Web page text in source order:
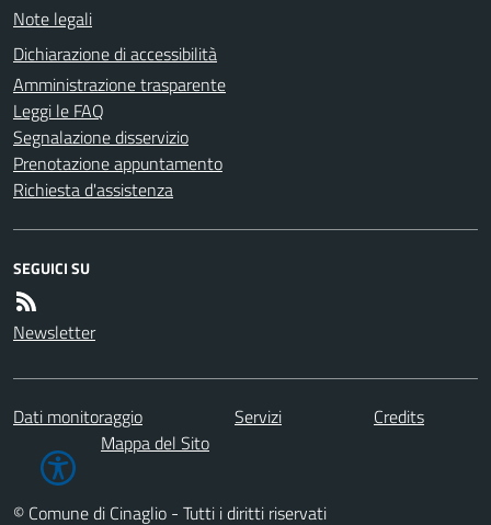
Note legali
Dichiarazione di accessibilità
Amministrazione trasparente
Leggi le FAQ
Segnalazione disservizio
Prenotazione appuntamento
Richiesta d'assistenza
SEGUICI SU
Newsletter
Dati monitoraggio Servizi
Credits
Mappa del Sito
© Comune di Cinaglio - Tutti i diritti riservati